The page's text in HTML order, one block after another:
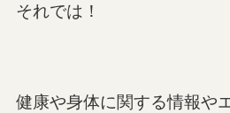
それでは！
健康や身体に関する情報や